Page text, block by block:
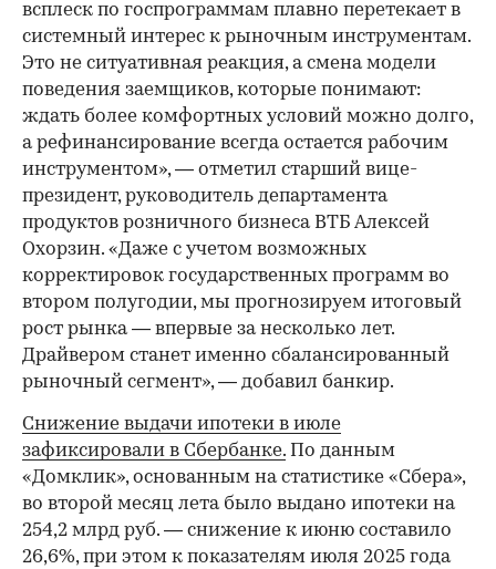
всплеск по госпрограммам плавно перетекает в
системный интерес к рыночным инструментам.
Это не ситуативная реакция, а смена модели
поведения заемщиков, которые понимают:
ждать более комфортных условий можно долго,
а рефинансирование всегда остается рабочим
инструментом», — отметил старший вице-
президент, руководитель департамента
продуктов розничного бизнеса ВТБ Алексей
Охорзин. «Даже с учетом возможных
корректировок государственных программ во
втором полугодии, мы прогнозируем итоговый
рост рынка — впервые за несколько лет.
Драйвером станет именно сбалансированный
рыночный сегмент», — добавил банкир.
Снижение выдачи ипотеки в июле
зафиксировали в Сбербанке. По данным
«Домклик», основанным на статистике «Сбера»,
во второй месяц лета было выдано ипотеки на
254,2 млрд руб. — снижение к июню составило
26,6%, при этом к показателям июля 2025 года